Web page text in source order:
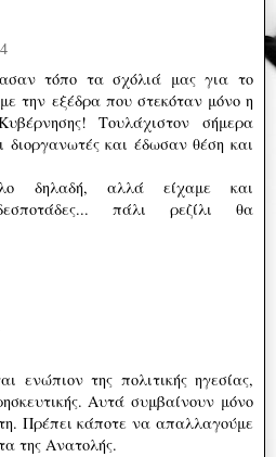
τόπο τα σχόλιά μας για το
την εξέδρα που στεκόταν μόνο η
Τουλάχιστον σήμερα
διοργανωτές και έδωσαν θέση και
δηλαδή, αλλά είχαμε και
πάλι ρεζίλι θα
ενώπιον της πολιτικής ηγεσίας,
Αυτά συμβαίνουν μόνο
Πρέπει κάποτε να απαλλαγούμε
της Ανατολής.